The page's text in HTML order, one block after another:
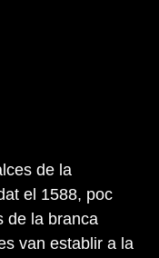
de la
el 1588, poc
de la branca
van establir a la